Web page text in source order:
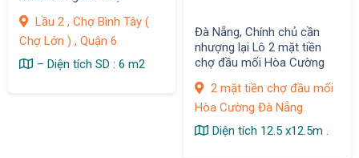
Lầu 2 , Chợ Bình Tây (
Chợ Lớn ) , Quận 6
– Diện tích SD : 6 m2
Đà Nẵng, Chính chủ cần
nhượng lại Lô 2 mặt tiền
chợ đầu mối Hòa Cường
2 mặt tiền chợ đầu mối
Hòa Cường Đà Nẵng
Diện tích 12.5 x12.5m .